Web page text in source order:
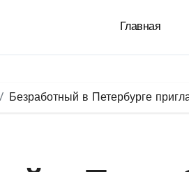
Главная
Безработный в Петербурге